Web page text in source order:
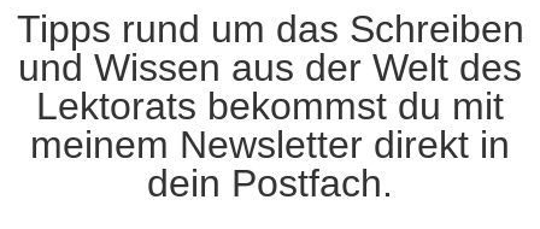
Tipps rund um das Schreiben
und Wissen aus der Welt des
Lektorats bekommst du mit
meinem Newsletter direkt in
dein Postfach.